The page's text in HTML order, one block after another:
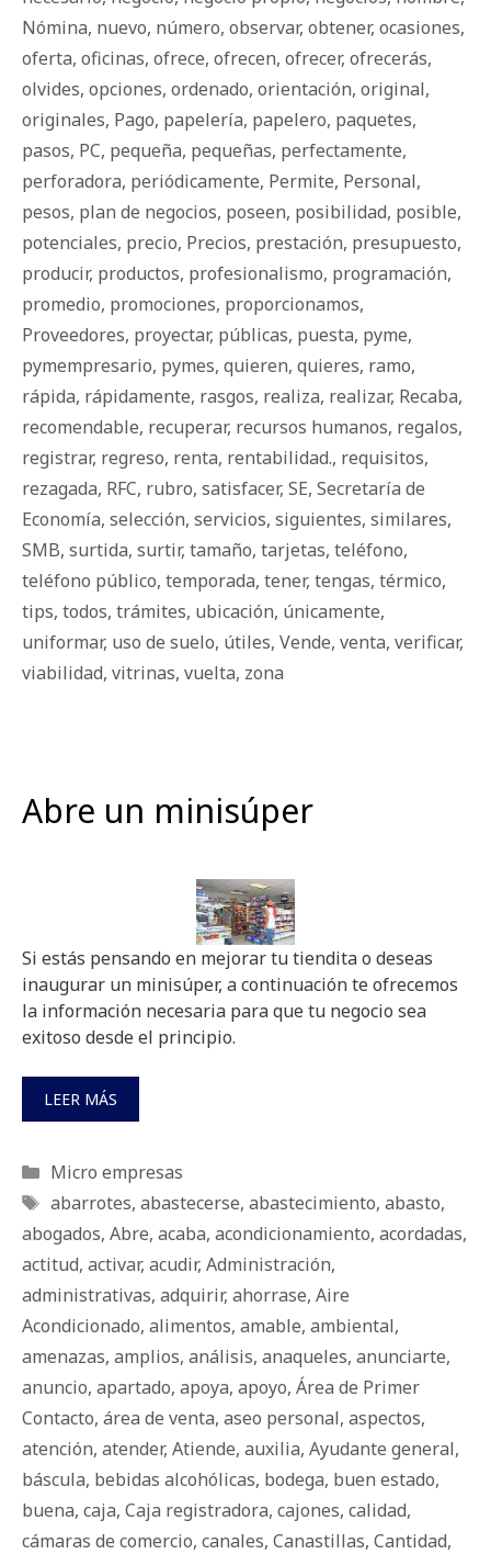
Nómina, nuevo, número, observar, obtener, ocasiones,
oferta, oficinas, ofrece, ofrecen, ofrecer, ofrecerás,
olvides, opciones, ordenado, orientación, original,
originales, Pago, papelería, papelero, paquetes,
pasos, PC, pequeña, pequeñas, perfectamente,
perforadora, periódicamente, Permite, Personal,
pesos, plan de negocios, poseen, posibilidad, posible,
potenciales, precio, Precios, prestación, presupuesto,
producir, productos, profesionalismo, programación,
promedio, promociones, proporcionamos,
Proveedores, proyectar, públicas, puesta, pyme,
pymempresario, pymes, quieren, quieres, ramo,
rápida, rápidamente, rasgos, realiza, realizar, Recaba,
recomendable, recuperar, recursos humanos, regalos,
registrar, regreso, renta, rentabilidad., requisitos,
rezagada, RFC, rubro, satisfacer, SE, Secretaría de
Economía, selección, servicios, siguientes, similares,
SMB, surtida, surtir, tamaño, tarjetas, teléfono,
teléfono público, temporada, tener, tengas, térmico,
tips, todos, trámites, ubicación, únicamente,
uniformar, uso de suelo, útiles, Vende, venta, verificar,
viabilidad, vitrinas, vuelta, zona
Abre un minisúper
Si estás pensando en mejorar tu tiendita o deseas
inaugurar un minisúper, a continuación te ofrecemos
la información necesaria para que tu negocio sea
exitoso desde el principio.
LEER MÁS
Categorías
Micro empresas
Etiquetas
abarrotes, abastecerse, abastecimiento, abasto,
abogados, Abre, acaba, acondicionamiento, acordadas,
actitud, activar, acudir, Administración,
administrativas, adquirir, ahorrase, Aire
Acondicionado, alimentos, amable, ambiental,
amenazas, amplios, análisis, anaqueles, anunciarte,
anuncio, apartado, apoya, apoyo, Área de Primer
Contacto, área de venta, aseo personal, aspectos,
atención, atender, Atiende, auxilia, Ayudante general,
báscula, bebidas alcohólicas, bodega, buen estado,
buena, caja, Caja registradora, cajones, calidad,
cámaras de comercio, canales, Canastillas, Cantidad,